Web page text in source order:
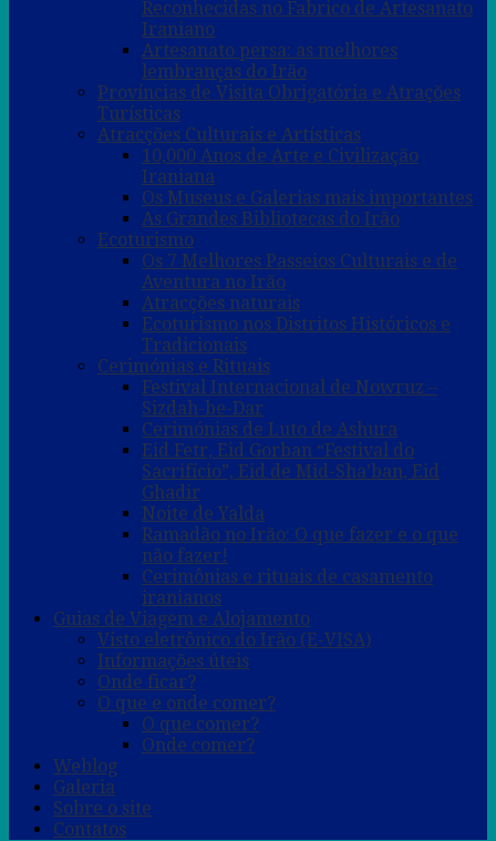
Reconhecidas no Fabrico de Artesanato
Iraniano
Artesanato persa: as melhores
lembranças do Irão
Províncias de Visita Obrigatória e Atrações
Turísticas
Atracções Culturais e Artísticas
10,000 Anos de Arte e Civilização
Iraniana
Os Museus e Galerias mais importantes
As Grandes Bibliotecas do Irão
Ecoturismo
Os 7 Melhores Passeios Culturais e de
Aventura no Irão
Atracções naturais
Ecoturismo nos Distritos Históricos e
Tradicionais
Cerimónias e Rituais
Festival Internacional de Nowruz –
Sizdah-be-Dar
Cerimónias de Luto de Ashura
Eid Fetr, Eid Gorban “Festival do
Sacrifício”, Eid de Mid-Sha’ban, Eid
Ghadir
Noite de Yalda
Ramadão no Irão: O que fazer e o que
não fazer!
Cerimônias e rituais de casamento
iranianos
Guias de Viagem e Alojamento
Visto eletrônico do Irão (E-VISA)
Informações úteis
Onde ficar?
O que e onde comer?
O que comer?
Onde comer?
Weblog
Galeria
Sobre o site
Contatos